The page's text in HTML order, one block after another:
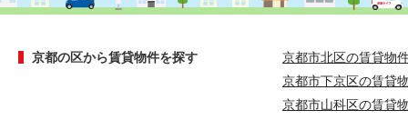
京都の区から賃貸物件を探す
京都市北区の賃貸物
京都市下京区の賃貸
京都市山科区の賃貸